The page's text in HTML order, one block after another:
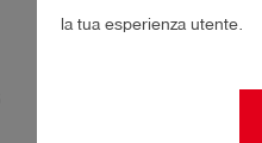
la tua esperienza utente.